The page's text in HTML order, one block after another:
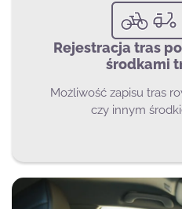
Rejestracja tras
środkami
Możliwość zapisu tras
czy innym